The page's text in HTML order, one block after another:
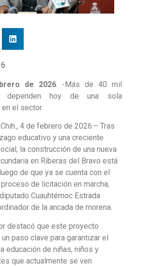
de 2026. -Más de 40 mil
dependen hoy de una sola
en el sector
Chih., 4 de febrero de 2026.– Tras
educativo y una creciente
la construcción de una nueva
en Riberas del Bravo está
de que ya se cuenta con el
de licitación en marcha,
Cuauhtémoc Estrada
de la ancada de morena.
destacó que este proyecto
paso clave para garantizar el
educación de niñas, niños y
que actualmente se ven